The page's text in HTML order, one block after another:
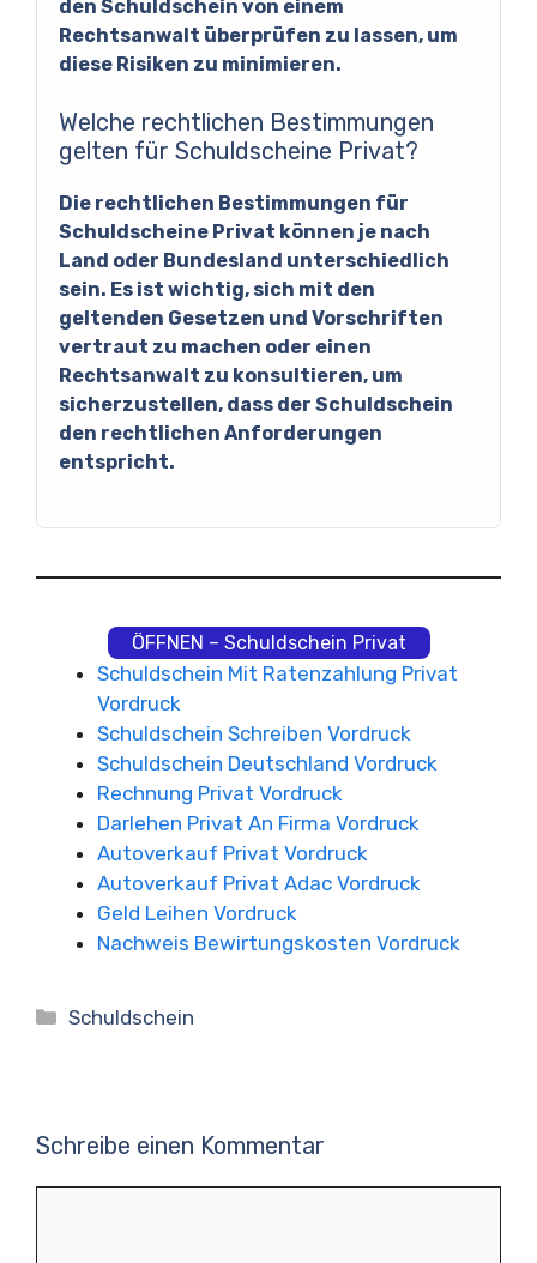
den Schuldschein von einem
Rechtsanwalt überprüfen zu lassen, um
diese Risiken zu minimieren.
Welche rechtlichen Bestimmungen
gelten für Schuldscheine Privat?
Die rechtlichen Bestimmungen für
Schuldscheine Privat können je nach
Land oder Bundesland unterschiedlich
sein. Es ist wichtig, sich mit den
geltenden Gesetzen und Vorschriften
vertraut zu machen oder einen
Rechtsanwalt zu konsultieren, um
sicherzustellen, dass der Schuldschein
den rechtlichen Anforderungen
entspricht.
ÖFFNEN – Schuldschein Privat
Schuldschein Mit Ratenzahlung Privat
Vordruck
Schuldschein Schreiben Vordruck
Schuldschein Deutschland Vordruck
Rechnung Privat Vordruck
Darlehen Privat An Firma Vordruck
Autoverkauf Privat Vordruck
Autoverkauf Privat Adac Vordruck
Geld Leihen Vordruck
Nachweis Bewirtungskosten Vordruck
Kategorien
Schuldschein
Schreibe einen Kommentar